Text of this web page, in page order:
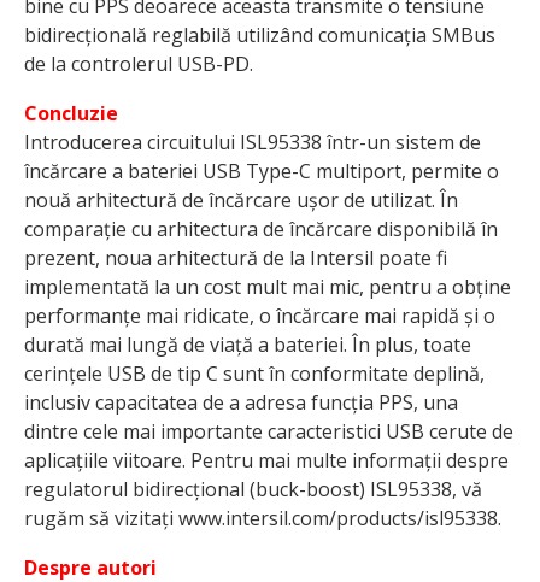
bine cu PPS deoarece aceasta transmite o tensiune
bidirecțională reglabilă utilizând comunicația SMBus
de la controlerul USB-PD.
Concluzie
Introducerea circuitului ISL95338 într-un sistem de
încărcare a bateriei USB Type-C multiport, permite o
nouă arhitectură de încărcare ușor de utilizat. În
comparație cu arhitectura de încărcare disponibilă în
prezent, noua arhitectură de la Intersil poate fi
implementată la un cost mult mai mic, pentru a obține
performanțe mai ridicate, o încărcare mai rapidă și o
durată mai lungă de viață a bateriei. În plus, toate
cerințele USB de tip C sunt în conformitate deplină,
inclusiv capacitatea de a adresa funcția PPS, una
dintre cele mai importante caracteristici USB cerute de
aplicațiile viitoare. Pentru mai multe informații despre
regulatorul bidirecțional (buck-boost) ISL95338, vă
rugăm să vizitați www.intersil.com/products/isl95338.
Despre autori